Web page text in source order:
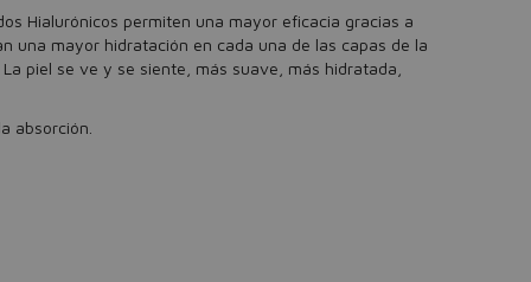
Hialurónicos permiten una mayor eficacia gracias a
una mayor hidratación en cada una de las capas de la
piel se ve y se siente, más suave, más hidratada,
absorción.